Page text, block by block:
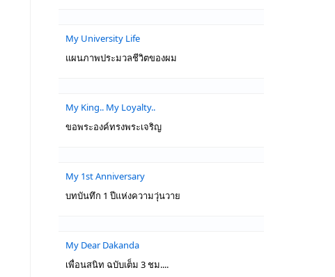
My University Life
แผนภาพประมวลชีวิตของผม
My King.. My Loyalty..
ขอพระองค์ทรงพระเจริญ
My 1st Anniversary
บทบันทึก 1 ปีแห่งความวุ่นวาย
My Dear Dakanda
เพื่อนสนิท ฉบับเต็ม 3 ชม....